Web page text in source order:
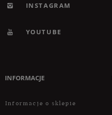
INSTAGRAM
YOUTUBE
INFORMACJE
Informacje o sklepie